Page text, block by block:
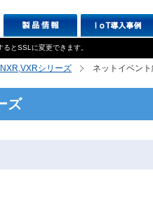
るとSSLに変更できます。
シリーズ ネットイベン
ズ